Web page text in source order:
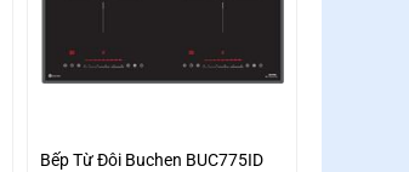
Bếp Từ Đôi Buchen BUC775ID